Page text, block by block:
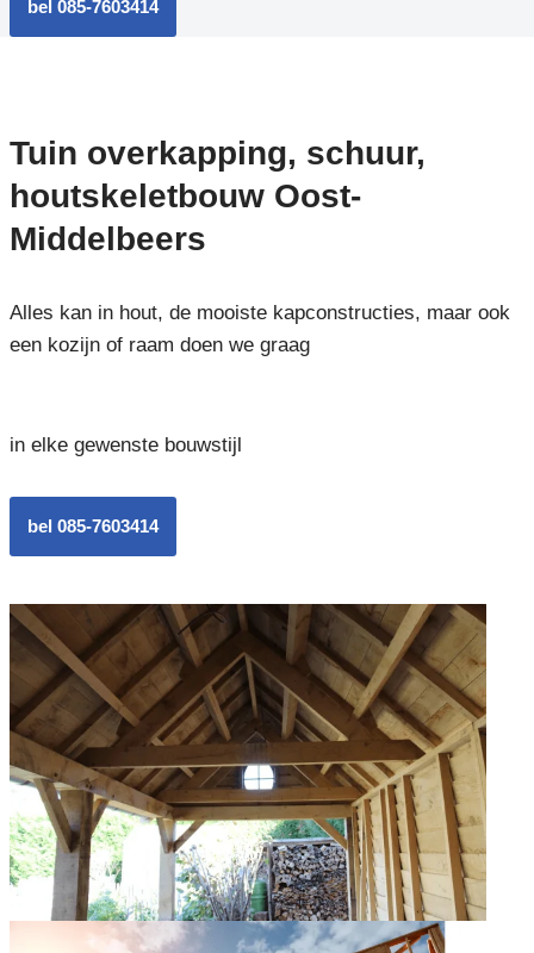
bel 085-7603414
Tuin overkapping, schuur,
houtskeletbouw Oost-
Middelbeers
Alles kan in hout, de mooiste kapconstructies, maar ook
een kozijn of raam doen we graag
in elke gewenste bouwstijl
bel 085-7603414